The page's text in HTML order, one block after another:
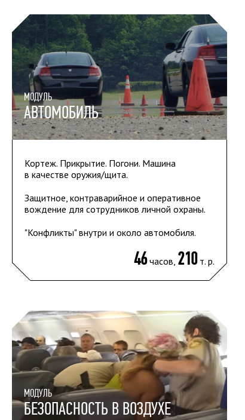
МОДУЛЬ
АВТОМОБИЛЬ
Кортеж. Прикрытие. Погони. Машина
в качестве оружия/щита.
Защитное, контраварийное и оперативное
вождение для сотрудников личной охраны.
"Конфликты" внутри и около автомобиля.
46часов, 210т. р.
МОДУЛЬ
БЕЗОПАСНОСТЬ В ВОЗДУХЕ